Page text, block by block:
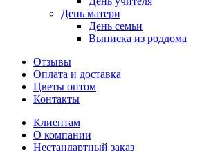
День матери
День семьи
Выписка из роддома
Отзывы
Оплата и доставка
Цветы оптом
Контакты
Клиентам
О компании
Нестандартный заказ